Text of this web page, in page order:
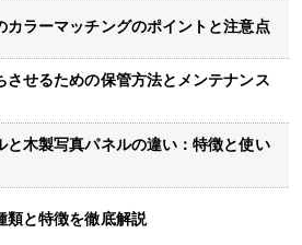
カラーマッチングのポイントと注意点
させるための保管方法とメンテナンス
と木製写真パネルの違い：特徴と使い
類と特徴を徹底解説